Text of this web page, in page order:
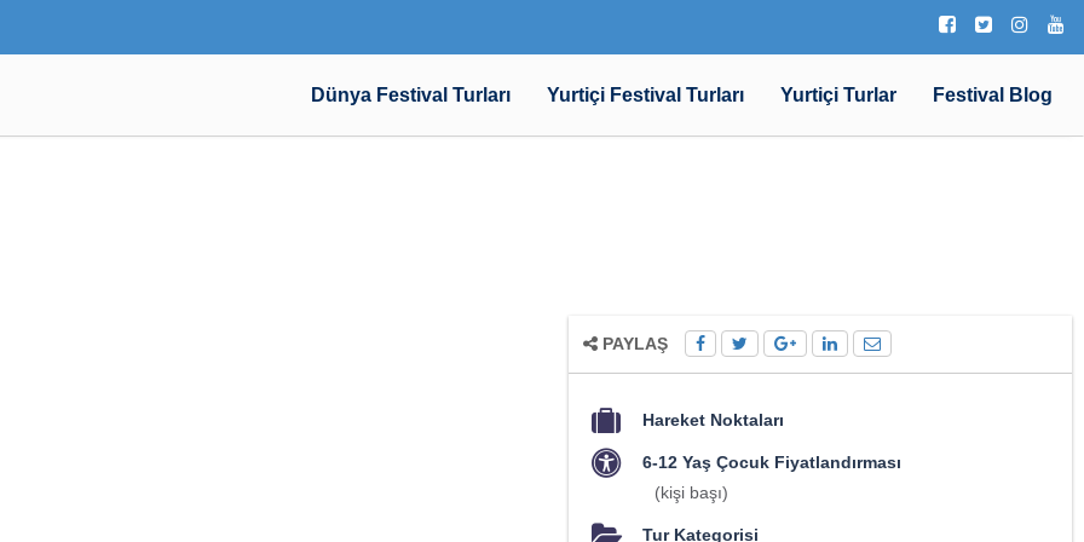
Dünya Festival Turları Yurtiçi Festival Turları Yurtiçi Turlar Festival Blog
PAYLAŞ
Hareket Noktaları
6-12 Yaş Çocuk Fiyatlandırması
(kişi başı)
Tur Kategorisi